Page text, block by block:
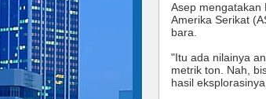
Asep mengatakan
Amerika Serikat
bara.
"Itu ada nilainya
metrik ton. Nah,
hasil